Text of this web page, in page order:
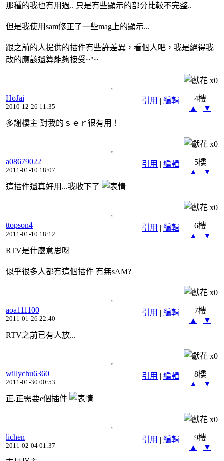
那種的我也有用過.. 只是有些顯示的部分比較不完整..
但是我使用sam修正了一些mag上的顯示...
跟之前的人提供的插件有些許差異，看個人吧，我是絕得我
改的應該還算能夠接受~"~
x0
引用 | 編輯
HoJai
2010-12-26 11:35
4樓
▲
▼
多謝樓主 對我的ｓｅｒ很有用！
x0
引用 | 編輯
a08679022
2011-01-10 18:07
5樓
▲
▼
這插件還真好用...我收下了
x0
引用 | 編輯
ttopson4
2011-01-10 18:12
6樓
▲
▼
RTV是什麼意思呀
似乎很多人都有這個插件 有無sAM?
x0
引用 | 編輯
aoa111100
2011-01-26 22:40
7樓
▲
▼
RTV之前已有人放...
x0
引用 | 編輯
willychu6360
2011-01-30 00:53
8樓
▲
▼
正,正需要e個插件
x0
引用 | 編輯
lichen
2011-02-04 01:37
9樓
▲
▼